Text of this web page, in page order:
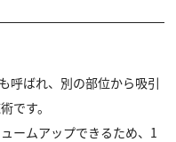
呼ばれ、別の部位から吸引
です。
ームアップできるため、1